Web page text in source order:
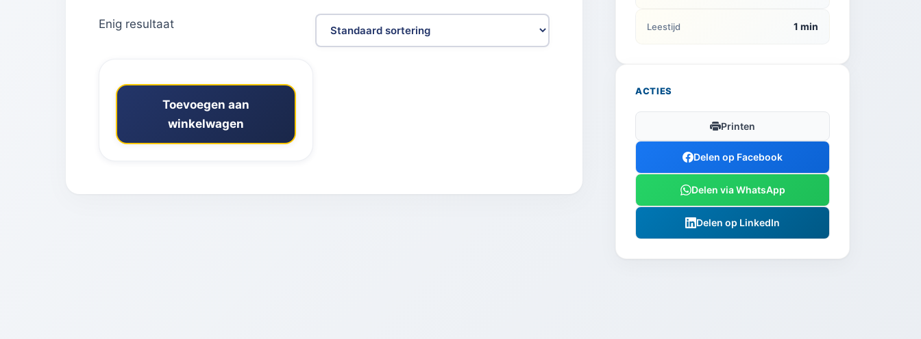
Enig resultaat
Toevoegen aan
winkelwagen
Leestijd 1 min
ACTIES
Printen
Delen op Facebook
Delen via WhatsApp
Delen op LinkedIn